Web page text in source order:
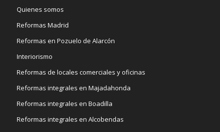
Quienes somos
Reformas Madrid
Reformas en Pozuelo de Alarcón
Interiorismo
Reformas de locales comerciales y oficinas
Reformas integrales en Majadahonda
Reformas integrales en Boadilla
Reformas integrales en Alcobendas